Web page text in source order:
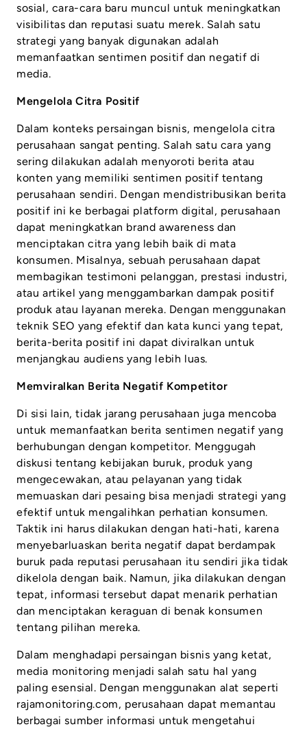
sosial, cara-cara baru muncul untuk meningkatkan
visibilitas dan reputasi suatu merek. Salah satu
strategi yang banyak digunakan adalah
memanfaatkan sentimen positif dan negatif di
media.
Mengelola Citra Positif
Dalam konteks persaingan bisnis, mengelola citra
perusahaan sangat penting. Salah satu cara yang
sering dilakukan adalah menyoroti berita atau
konten yang memiliki sentimen positif tentang
perusahaan sendiri. Dengan mendistribusikan berita
positif ini ke berbagai platform digital, perusahaan
dapat meningkatkan brand awareness dan
menciptakan citra yang lebih baik di mata
konsumen. Misalnya, sebuah perusahaan dapat
membagikan testimoni pelanggan, prestasi industri,
atau artikel yang menggambarkan dampak positif
produk atau layanan mereka. Dengan menggunakan
teknik SEO yang efektif dan kata kunci yang tepat,
berita-berita positif ini dapat diviralkan untuk
menjangkau audiens yang lebih luas.
Memviralkan Berita Negatif Kompetitor
Di sisi lain, tidak jarang perusahaan juga mencoba
untuk memanfaatkan berita sentimen negatif yang
berhubungan dengan kompetitor. Menggugah
diskusi tentang kebijakan buruk, produk yang
mengecewakan, atau pelayanan yang tidak
memuaskan dari pesaing bisa menjadi strategi yang
efektif untuk mengalihkan perhatian konsumen.
Taktik ini harus dilakukan dengan hati-hati, karena
menyebarluaskan berita negatif dapat berdampak
buruk pada reputasi perusahaan itu sendiri jika tidak
dikelola dengan baik. Namun, jika dilakukan dengan
tepat, informasi tersebut dapat menarik perhatian
dan menciptakan keraguan di benak konsumen
tentang pilihan mereka.
Dalam menghadapi persaingan bisnis yang ketat,
media monitoring menjadi salah satu hal yang
paling esensial. Dengan menggunakan alat seperti
rajamonitoring.com, perusahaan dapat memantau
berbagai sumber informasi untuk mengetahui